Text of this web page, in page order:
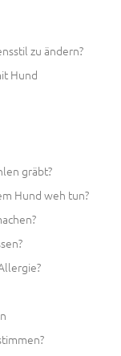
zu ändern?
Hund
gräbt?
Hund weh tun?